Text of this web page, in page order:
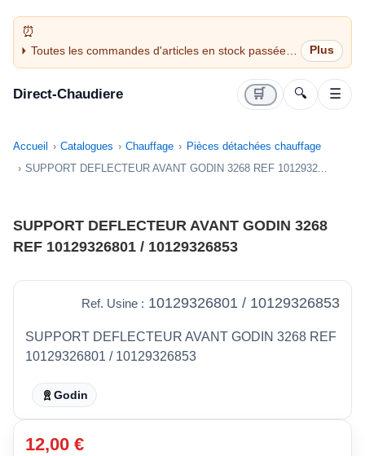
Toutes les commandes d'articles en stock passées
avant 14H sont expédiées le jour même (jours
Direct-Chaudiere 🛒 🔍 ☰
Accueil Catalogues Chauffage
Pièces détachées chauffage
SUPPORT DEFLECTEUR AVANT GODIN 3268 REF 1012932...
SUPPORT DEFLECTEUR AVANT GODIN 3268
REF 10129326801 / 10129326853
Ref. Usine : 10129326801 / 10129326853
SUPPORT DEFLECTEUR AVANT GODIN 3268 REF
10129326801 / 10129326853
Godin
12,00 €